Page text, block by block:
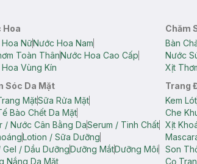
Hoa
NữNước Hoa Nam
Toàn ThânNước Hoa Cao Cấp
Vùng Kín
Chăm
Bàn
Nước
Xịt
Sóc Da Mặt
MặtSữa Rửa Mặt
Bào Chết Da Mặt
/ Nước Cân Bằng DaSerum / Tinh Chất
Lotion / Sữa Dưỡng
Gel / Dầu DưỡngDưỡng MắtDưỡng Môi
Nắng Da Mặt
Trang
Kem Lót
Che
Xịt
Son
Cọ